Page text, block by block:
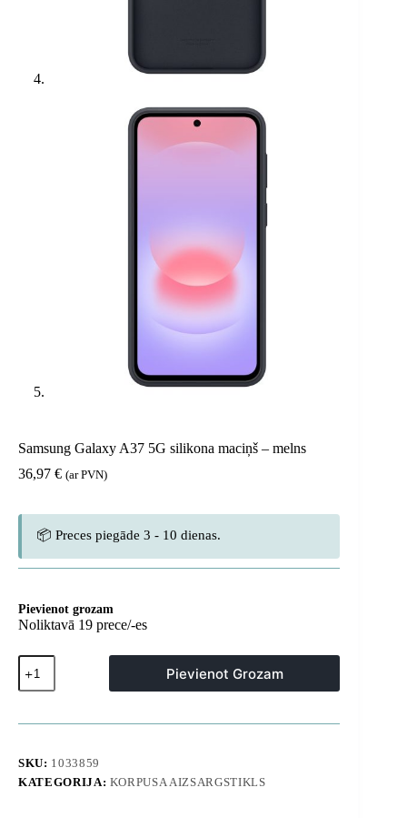
Samsung Galaxy A37 5G silikona maciņš – melns
36,97 € (ar PVN)
📦 Preces piegāde 3 - 10 dienas.
Pievienot grozam
Noliktavā 19 prece/-es
Samsung
Galaxy
A37
silikona
melns
daudzums
Pievienot Grozam
SKU: 1033859
KATEGORIJA: KORPUSA AIZSARGSTIKLS